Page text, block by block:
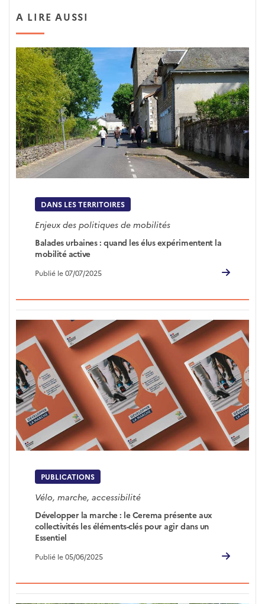
A LIRE AUSSI
DANS LES TERRITOIRES
Enjeux des politiques de mobilités
Balades urbaines : quand les élus expérimentent la
mobilité active
Publié le 07/07/2025
PUBLICATIONS
Vélo, marche, accessibilité
Développer la marche : le Cerema présente aux
collectivités les éléments-clés pour agir dans un
Essentiel
Publié le 05/06/2025